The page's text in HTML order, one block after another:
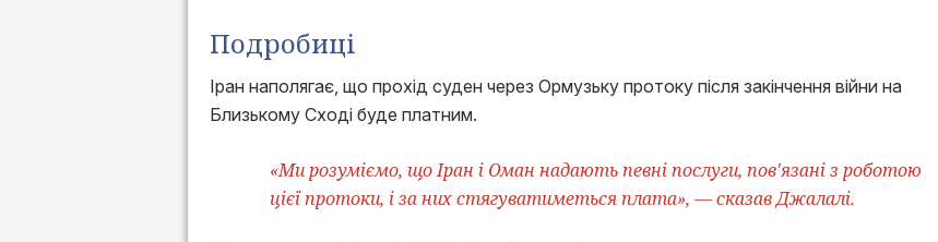
Подробиці
Іран наполягає, що прохід суден через Ормузьку протоку після закінчення війни на
Близькому Сході буде платним.
«Ми розуміємо, що Іран і Оман надають певні послуги, пов'язані з роботою
цієї протоки, і за них стягуватиметься плата», — сказав Джалалі.